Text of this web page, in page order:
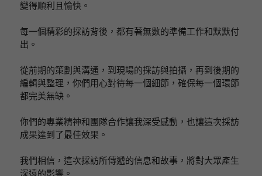
變得順利且愉快。
每一個精彩的採訪背後，都有著無數的準備工作和默默付
出。
從前期的策劃與溝通，到現場的採訪與拍攝，再到後期的
編輯與整理，你們用心對待每一個細節，確保每一個環節
都完美無缺。
你們的專業精神和團隊合作讓我深受感動，也讓這次採訪
成果達到了最佳效果。
我們相信，這次採訪所傳遞的信息和故事，將對大眾產生